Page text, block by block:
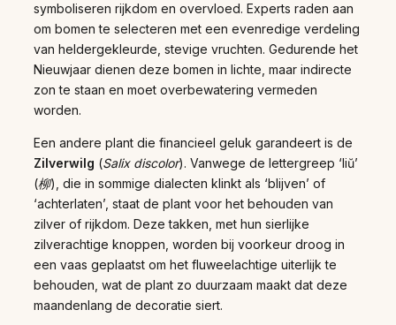
symboliseren rijkdom en overvloed. Experts raden aan
om bomen te selecteren met een evenredige verdeling
van heldergekleurde, stevige vruchten. Gedurende het
Nieuwjaar dienen deze bomen in lichte, maar indirecte
zon te staan en moet overbewatering vermeden
worden.
Een andere plant die financieel geluk garandeert is de
Zilverwilg (Salix discolor). Vanwege de lettergreep ‘liŭ’
(柳), die in sommige dialecten klinkt als ‘blijven’ of
‘achterlaten’, staat de plant voor het behouden van
zilver of rijkdom. Deze takken, met hun sierlijke
zilverachtige knoppen, worden bij voorkeur droog in
een vaas geplaatst om het fluweelachtige uiterlijk te
behouden, wat de plant zo duurzaam maakt dat deze
maandenlang de decoratie siert.